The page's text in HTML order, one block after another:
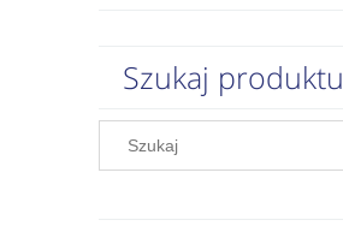
Szukaj produktu